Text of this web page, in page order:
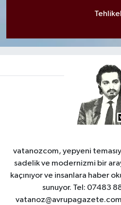
vatanozcom, yepyeni
sadelik ve modernizmi bir
kaçınıyor ve insanlara haber
sunuyor. Tel: 07483
vatanoz@avrupagazete.com